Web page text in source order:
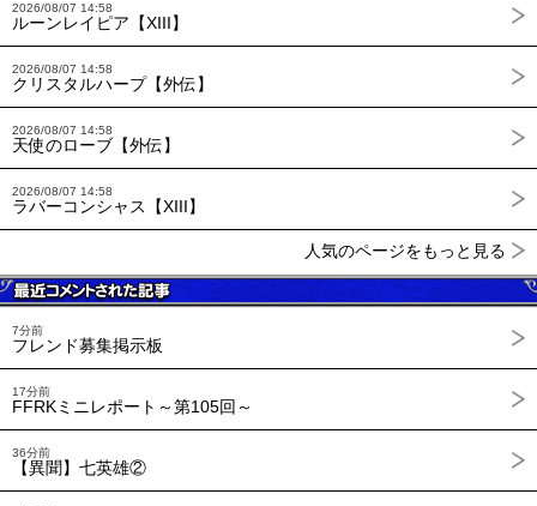
2026/08/07 14:58
ルーンレイピア【XIII】
2026/08/07 14:58
クリスタルハープ【外伝】
2026/08/07 14:58
天使のローブ【外伝】
2026/08/07 14:58
ラバーコンシャス【XIII】
人気のページをもっと見る
7分前
フレンド募集掲示板
17分前
FFRKミニレポート～第105回～
36分前
【異聞】七英雄②